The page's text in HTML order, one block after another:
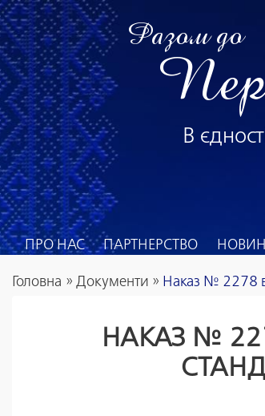
Разом до
В
ПРО НАС ПАРТНЕРСТВО
Головна » Документи » Наказ № 2278
НАКАЗ №